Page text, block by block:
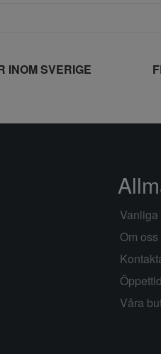
INOM SVERIGE
Om oss
Våra